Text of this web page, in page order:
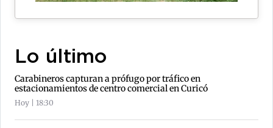
Lo último
Carabineros capturan a prófugo por tráfico en
estacionamientos de centro comercial en Curicó
Hoy | 18:30